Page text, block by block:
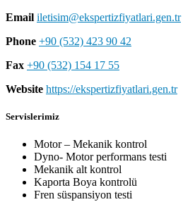
Email iletisim@ekspertizfiyatlari.gen.tr
Phone +90 (532) 423 90 42
Fax +90 (532) 154 17 55
Website https://ekspertizfiyatlari.gen.tr
Servislerimiz
Motor – Mekanik kontrol
Dyno- Motor performans testi
Mekanik alt kontrol
Kaporta Boya kontrolü
Fren süspansiyon testi